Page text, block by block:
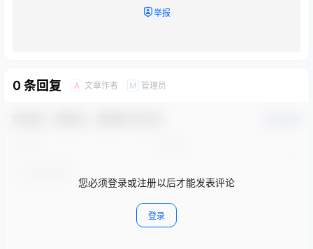
举报
0 条回复 A 文章作者 M 管理员
您必须登录或注册以后才能发表评论
登录